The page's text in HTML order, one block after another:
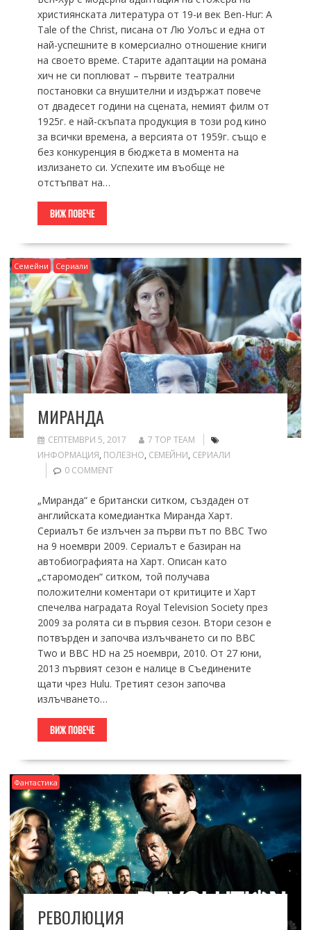
християнската литература от 19-и век Ben-Hur: A
Tale of the Christ, писана от Лю Уолъс и една от
най-успешните в комерсиално отношение книги
на своето време. Старите адаптации на романа
хич не си поплюват – първите театрални
постановки са внушителни и издържат повече
от двадесет години на сцената, немият филм от
1925г. е най-скъпата продукция в този род кино
за всички времена, а версията от 1959г. също е
без конкуренция в бюджета в момента на
излизането си. Успехите им въобще не
отстъпват на…
ВИЖ ПОВЕЧЕ
Семейни Сериали
МИРАНДА
СЕПТЕМВРИ 5, 2017
7 TOP TEAM
ИНФОРМАЦИЯ, ПОЛЕЗНО, СЕМЕЙНИ, СЕРИАЛИ
0 COMMENT
„Миранда“ е британски ситком, създаден от
английската комедиантка Миранда Харт.
Сериалът бе излъчен за първи път по BBC Two
на 9 ноември 2009. Сериалът е базиран на
автобиографията на Харт. Описан като
„старомоден“ ситком, той получава
положителни коментари от критиците и Харт
спечелва наградата Royal Television Society през
2009 за ролята си в първия сезон. Втори сезон е
потвърден и започва излъчването си по BBC
Two и BBC HD на 25 ноември, 2010. От 27 юни,
2013 първият сезон е налице в Съединените
щати чрез Hulu. Третият сезон започва
излъчването…
ВИЖ ПОВЕЧЕ
Фантастика
РЕВОЛЮЦИЯ